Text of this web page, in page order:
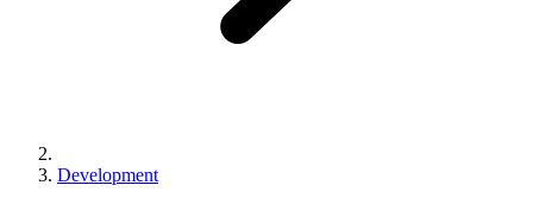
Development